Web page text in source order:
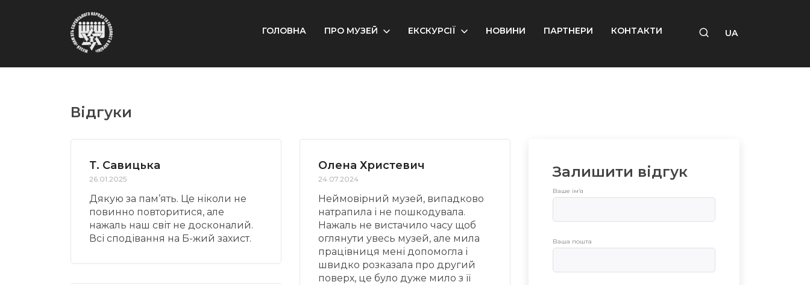
ГОЛОВНА ПРО МУЗЕЙ ЕКСКУРСІЇ НОВИНИ ПАРТНЕРИ КОНТАКТИ UA
Відгуки
Залишити відгук
Ваше ім’я
Ваша пошта
Т. Савицька
26.01.2025
Дякую за пам’ять. Це ніколи не
повинно повторитися, але
нажаль наш світ не досконалий.
Всі сподівання на Б-жий захист.
Олена Христевич
24.07.2024
Неймовірний музей, випадково
натрапила і не пошкодувала.
Нажаль не вистачило часу щоб
оглянути увесь музей, але мила
працівниця мені допомогла і
швидко розказала про другий
поверх, це було дуже мило з її